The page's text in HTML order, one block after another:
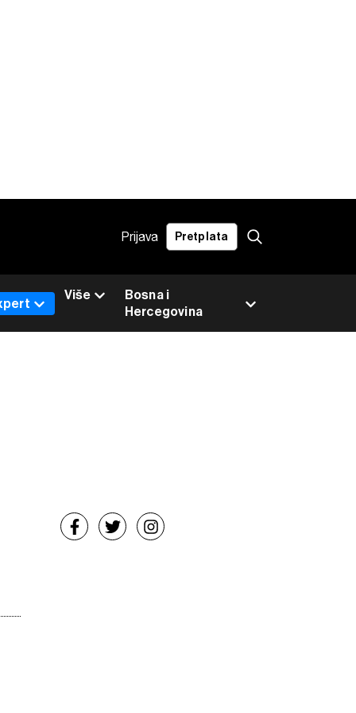
Prijava Pretplata
Bosna i
Hercegovina
Više